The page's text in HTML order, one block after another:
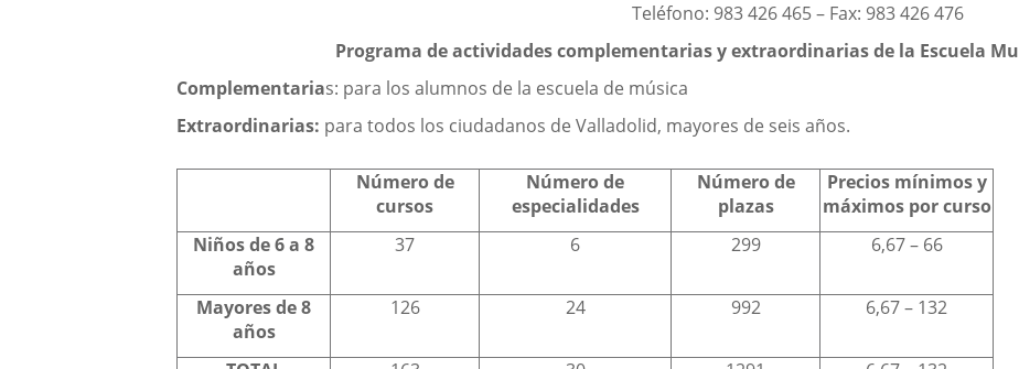
una
aplicación
Teléfono: 983 426 465 – Fax: 983 426 476
Programa de actividades complementarias y extraordinarias de la Escuela
Complementarias: para los alumnos de la escuela de música
Extraordinarias: para todos los ciudadanos de Valladolid, mayores de seis años.
Número de
cursos
Número de
especialidades
Número de
plazas
Precios mínimos y
máximos por curso
Niños de 6 a 8
años
37 6 299 6,67 – 66
Mayores de 8
años
126 24 992 6,67 – 132